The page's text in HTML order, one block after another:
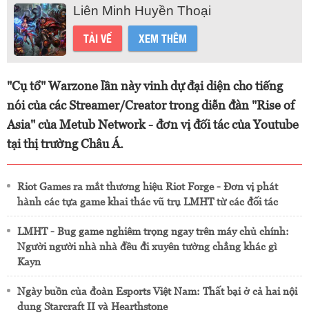
Liên Minh Huyền Thoại
TẢI VỀ XEM THÊM
"Cụ tổ" Warzone lần này vinh dự đại diện cho tiếng
nói của các Streamer/Creator trong diễn đàn "Rise of
Asia" của Metub Network - đơn vị đối tác của Youtube
tại thị trường Châu Á.
Riot Games ra mắt thương hiệu Riot Forge - Đơn vị phát
hành các tựa game khai thác vũ trụ LMHT từ các đối tác
LMHT - Bug game nghiêm trọng ngay trên máy chủ chính:
Người người nhà nhà đều đi xuyên tường chẳng khác gì
Kayn
Ngày buồn của đoàn Esports Việt Nam: Thất bại ở cả hai nội
dung Starcraft II và Hearthstone